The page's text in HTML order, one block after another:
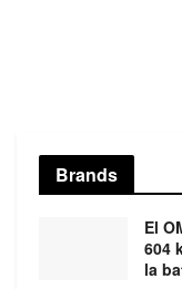
Brands
El
604
la